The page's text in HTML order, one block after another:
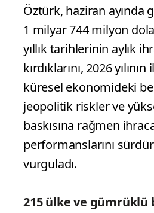
Öztürk, haziran ayında
1 milyar 744 milyon
yıllık tarihlerinin aylık
kırdıklarını, 2026 yılının
küresel ekonomideki
jeopolitik riskler ve
baskısına rağmen
performanslarını
vurguladı.
215 ülke ve gümrüklü